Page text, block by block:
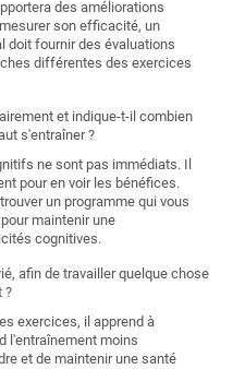
des améliorations
son efficacité, un
doit fournir des évaluations
différentes des exercices
et indique-t-il combien
s'entraîner ?
ne sont pas immédiats. Il
pour en voir les bénéfices.
un programme qui vous
maintenir une
cognitives.
afin de travailler quelque chose
?
exercices, il apprend à
l'entraînement moins
et de maintenir une santé